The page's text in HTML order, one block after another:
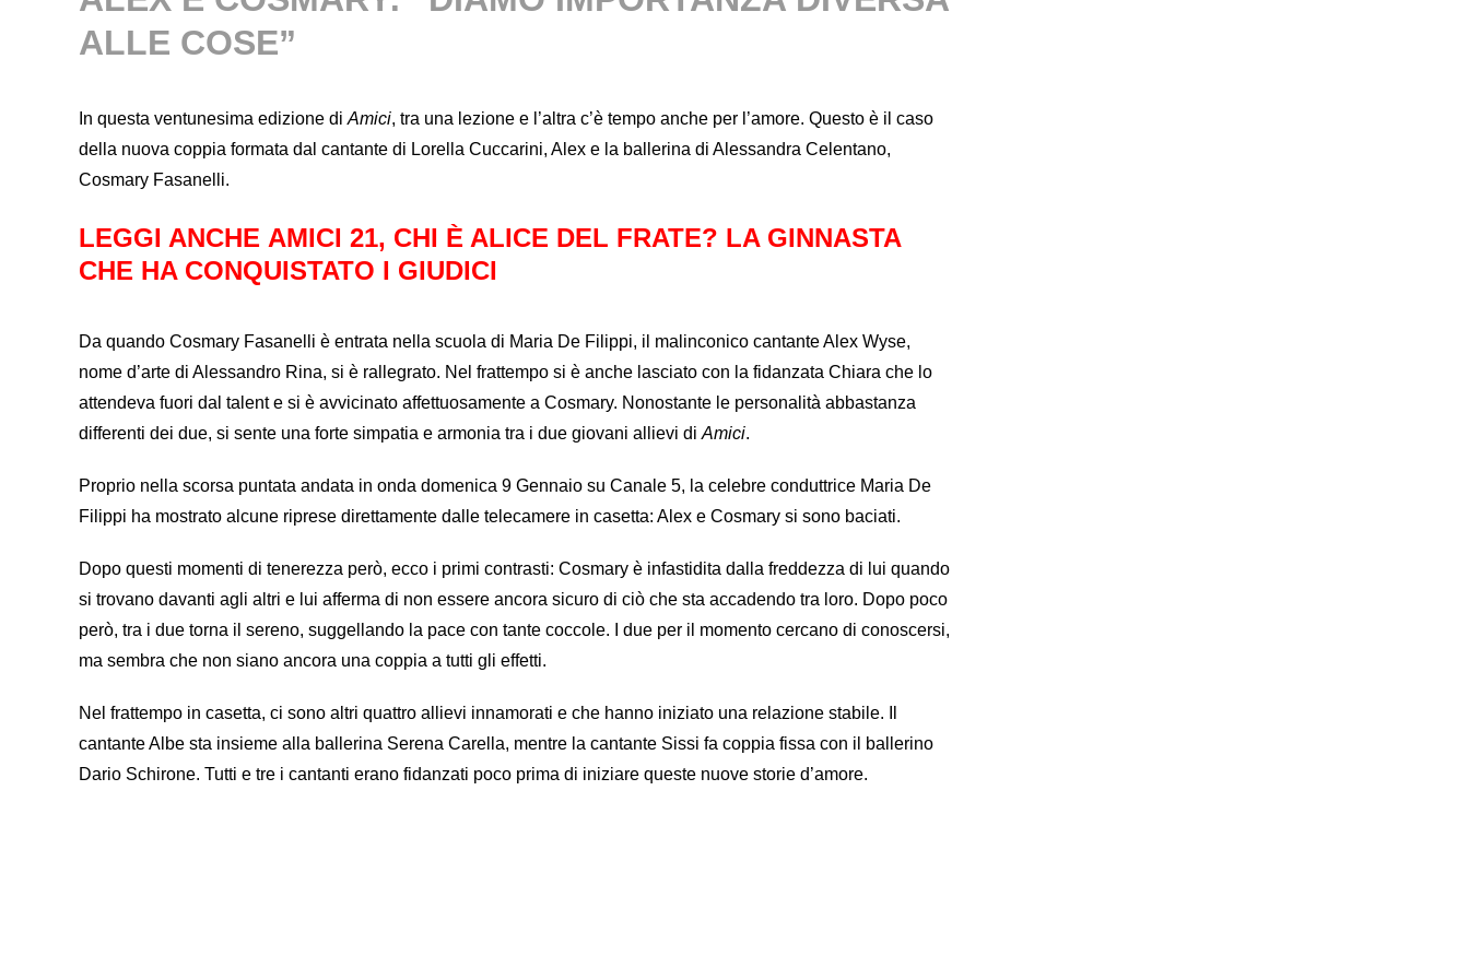
ALLE COSE”
In questa ventunesima edizione di Amici, tra una lezione e l’altra c’è tempo anche per l’amore. Questo è il caso
della nuova coppia formata dal cantante di Lorella Cuccarini, Alex e la ballerina di Alessandra Celentano,
Cosmary Fasanelli.
LEGGI ANCHE AMICI 21, CHI È ALICE DEL FRATE? LA GINNASTA
CHE HA CONQUISTATO I GIUDICI
Da quando Cosmary Fasanelli è entrata nella scuola di Maria De Filippi, il malinconico cantante Alex Wyse,
nome d’arte di Alessandro Rina, si è rallegrato. Nel frattempo si è anche lasciato con la fidanzata Chiara che lo
attendeva fuori dal talent e si è avvicinato affettuosamente a Cosmary. Nonostante le personalità abbastanza
differenti dei due, si sente una forte simpatia e armonia tra i due giovani allievi di Amici.
Proprio nella scorsa puntata andata in onda domenica 9 Gennaio su Canale 5, la celebre conduttrice Maria De
Filippi ha mostrato alcune riprese direttamente dalle telecamere in casetta: Alex e Cosmary si sono baciati.
Dopo questi momenti di tenerezza però, ecco i primi contrasti: Cosmary è infastidita dalla freddezza di lui quando
si trovano davanti agli altri e lui afferma di non essere ancora sicuro di ciò che sta accadendo tra loro. Dopo poco
però, tra i due torna il sereno, suggellando la pace con tante coccole. I due per il momento cercano di conoscersi,
ma sembra che non siano ancora una coppia a tutti gli effetti.
Nel frattempo in casetta, ci sono altri quattro allievi innamorati e che hanno iniziato una relazione stabile. Il
cantante Albe sta insieme alla ballerina Serena Carella, mentre la cantante Sissi fa coppia fissa con il ballerino
Dario Schirone. Tutti e tre i cantanti erano fidanzati poco prima di iniziare queste nuove storie d’amore.